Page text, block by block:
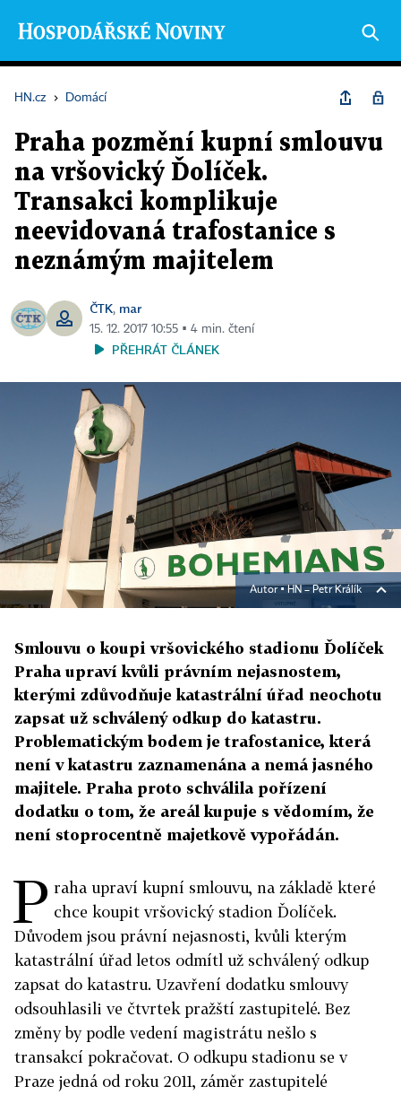
HN.cz › Domácí
Praha pozmění kupní smlouvu
na vršovický Ďolíček.
Transakci komplikuje
neevidovaná trafostanice s
neznámým majitelem
ČTK, mar
15. 12. 2017 10:55 ▪ 4 min. čtení
PŘEHRÁT ČLÁNEK
Autor ▪ HN – Petr Králík
Smlouvu o koupi vršovického stadionu Ďolíček
Praha upraví kvůli právním nejasnostem,
kterými zdůvodňuje katastrální úřad neochotu
zapsat už schválený odkup do katastru.
Problematickým bodem je trafostanice, která
není v katastru zaznamenána a nemá jasného
majitele. Praha proto schválila pořízení
dodatku o tom, že areál kupuje s vědomím, že
není stoprocentně majetkově vypořádán.
P raha upraví kupní smlouvu, na základě které
chce koupit vršovický stadion Ďolíček.
Důvodem jsou právní nejasnosti, kvůli kterým
katastrální úřad letos odmítl už schválený odkup
zapsat do katastru. Uzavření dodatku smlouvy
odsouhlasili ve čtvrtek pražští zastupitelé. Bez
změny by podle vedení magistrátu nešlo s
transakcí pokračovat. O odkupu stadionu se v
Praze jedná od roku 2011, záměr zastupitelé